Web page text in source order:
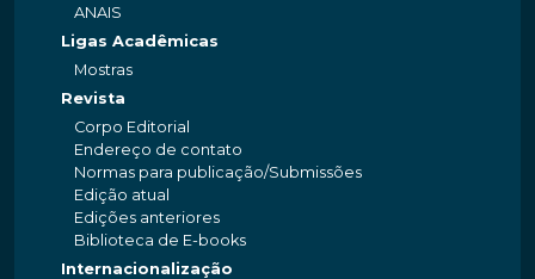
ANAIS
Ligas Acadêmicas
Mostras
Revista
Corpo Editorial
Endereço de contato
Normas para publicação/Submissões
Edição atual
Edições anteriores
Biblioteca de E-books
Internacionalização